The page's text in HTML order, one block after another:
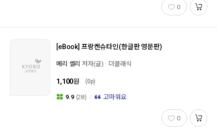
0
[eBook] 프랑켄슈타인(한글판 영문판)
메리 셸리 저자(글) 더클래식
1,100원 (0p)
9.9 (28) 고마워요
0